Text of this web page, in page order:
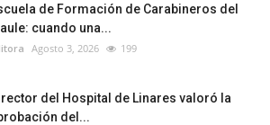
de Formación de Carabineros del
cuando una...
Agosto 3, 2026 199
del Hospital de Linares valoró la
del...